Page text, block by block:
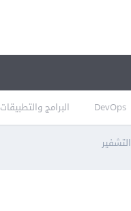
DevOps البرامج والتطبيقات